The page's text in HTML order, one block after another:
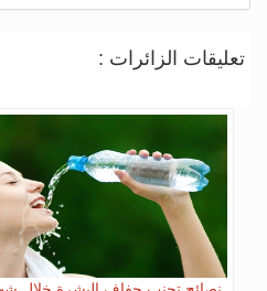
تعليقات الزائرات :